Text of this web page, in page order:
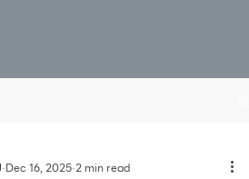
Dec 16, 2025 2 min read